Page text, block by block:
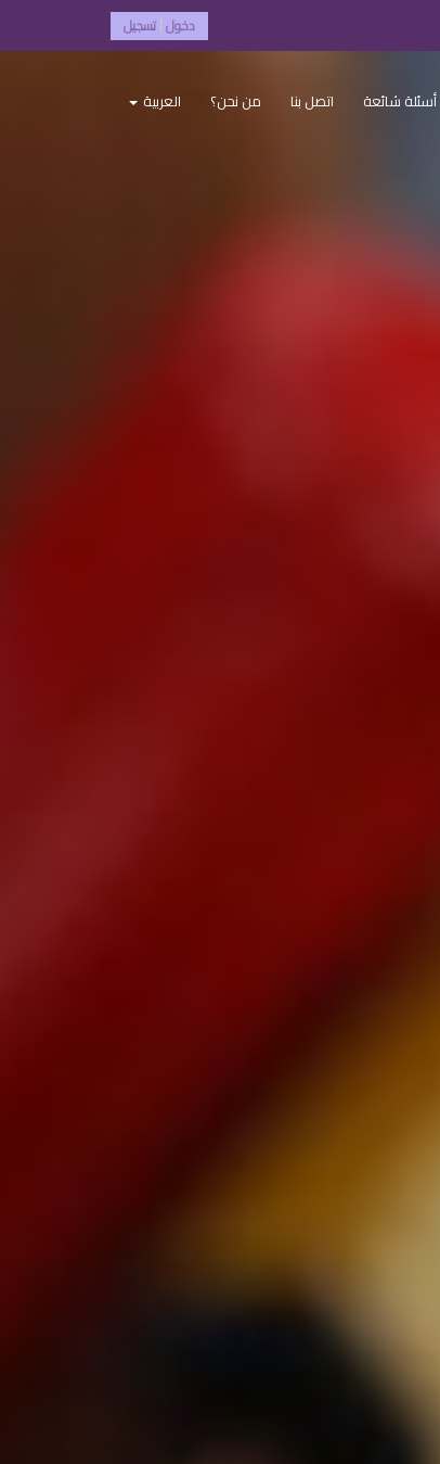
دخول تسجيل
أسئلة شائعة اتصل بنا من نحن؟ العربية